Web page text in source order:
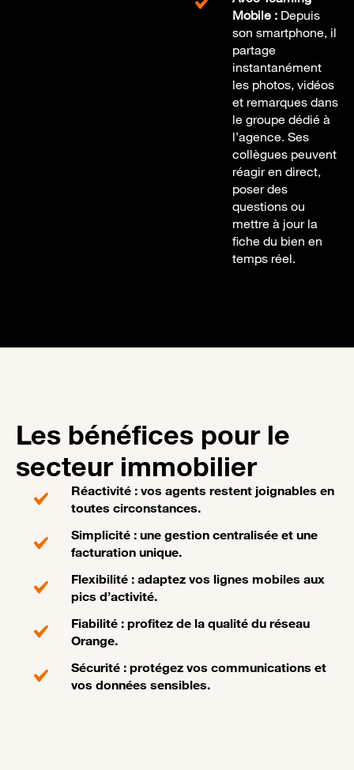
Mobile : Depuis
son smartphone, il
partage
instantanément
les photos, vidéos
et remarques dans
le groupe dédié à
l’agence. Ses
collègues peuvent
réagir en direct,
poser des
questions ou
mettre à jour la
fiche du bien en
temps réel.
Les bénéfices pour le
secteur immobilier
Réactivité : vos agents restent joignables en
toutes circonstances.
Simplicité : une gestion centralisée et une
facturation unique.
Flexibilité : adaptez vos lignes mobiles aux
pics d’activité.
Fiabilité : profitez de la qualité du réseau
Orange.
Sécurité : protégez vos communications et
vos données sensibles.